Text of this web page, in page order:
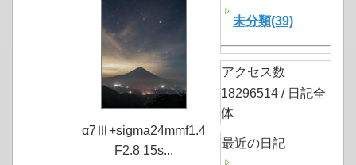
α7Ⅲ+sigma24mmf1.4
F2.8 15s...
未分類(39)
アクセス数
18296514 / 日記全
体
最近の日記